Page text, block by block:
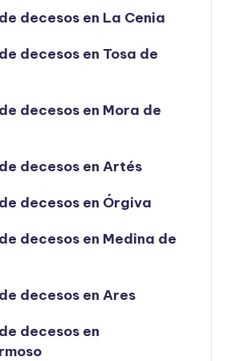
decesos en La Cenia
decesos en Tosa de
decesos en Mora de
decesos en Artés
decesos en Órgiva
decesos en Medina de
decesos en Ares
decesos en